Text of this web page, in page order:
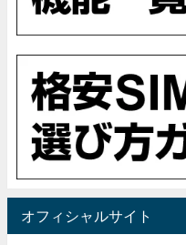
オフィシャルサイト